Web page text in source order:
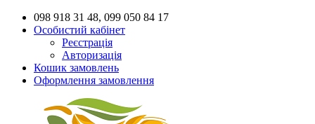
098 918 31 48, 099 050 84 17
Особистий кабінет
Реєстрація
Авторизація
Кошик замовлень
Оформлення замовлення